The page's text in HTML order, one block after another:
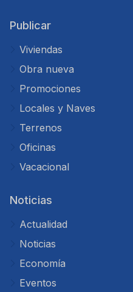
Publicar
Viviendas
Obra nueva
Promociones
Locales y Naves
Terrenos
Oficinas
Vacacional
Noticias
Actualidad
Noticias
Economía
Eventos